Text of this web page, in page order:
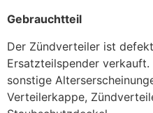
Gebrauchtteil
Der Zündverteiler ist
Ersatzteilspender verkauft.
sonstige
Verteilerkappe,